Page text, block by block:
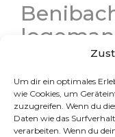
Um dir ein optimales
wie Cookies, um
zuzugreifen. Wenn du
Daten wie das
verarbeiten. Wenn du
Bei der Benibachi
Zuchtlinie der
Züchter hat seine
selektiert und
waren anfangs